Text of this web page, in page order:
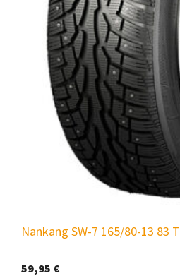
Nankang SW-7 165/80-13 83 T
59,95 €